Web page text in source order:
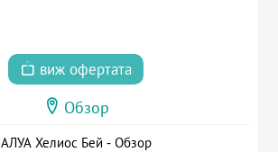
виж офертата
Обзор
АЛУА Хелиос Бей - Обзор